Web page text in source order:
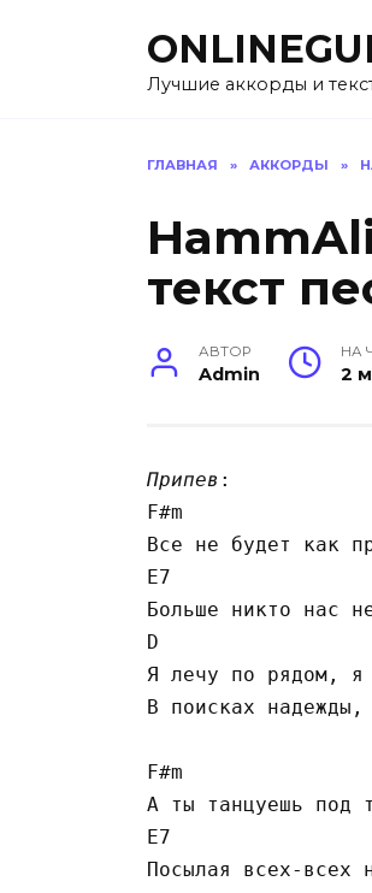
Лучшие аккорды и
ГЛАВНАЯ » АККОРДЫ »
текст
АВТОР
Admin
НА
2
Припев :
F#m
Все не будет как
E7
Больше никто нас
D
Я лечу по рядом, я
В поисках надежды,
F#m
А ты танцуешь под
E7
Посылая всех-всех